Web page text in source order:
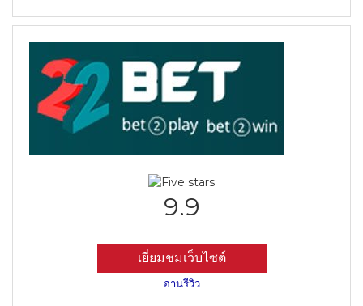
9.9
เยี่ยมชมเว็บไซต์
อ่านรีวิว